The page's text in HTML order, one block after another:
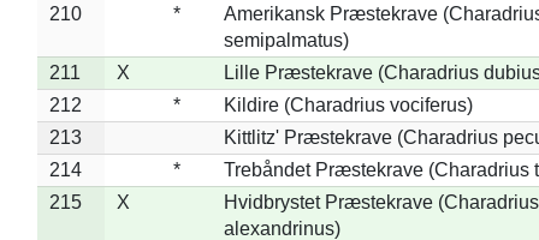
210
*
Amerikansk Præstekrave
semipalmatus)
211
X
Lille Præstekrave (Charadrius
212
*
Kildire (Charadrius vociferus)
213
Kittlitz' Præstekrave (Charadrius
214
*
Trebåndet Præstekrave (Charadrius
215
X
Hvidbrystet Præstekrave (Charadrius
alexandrinus)